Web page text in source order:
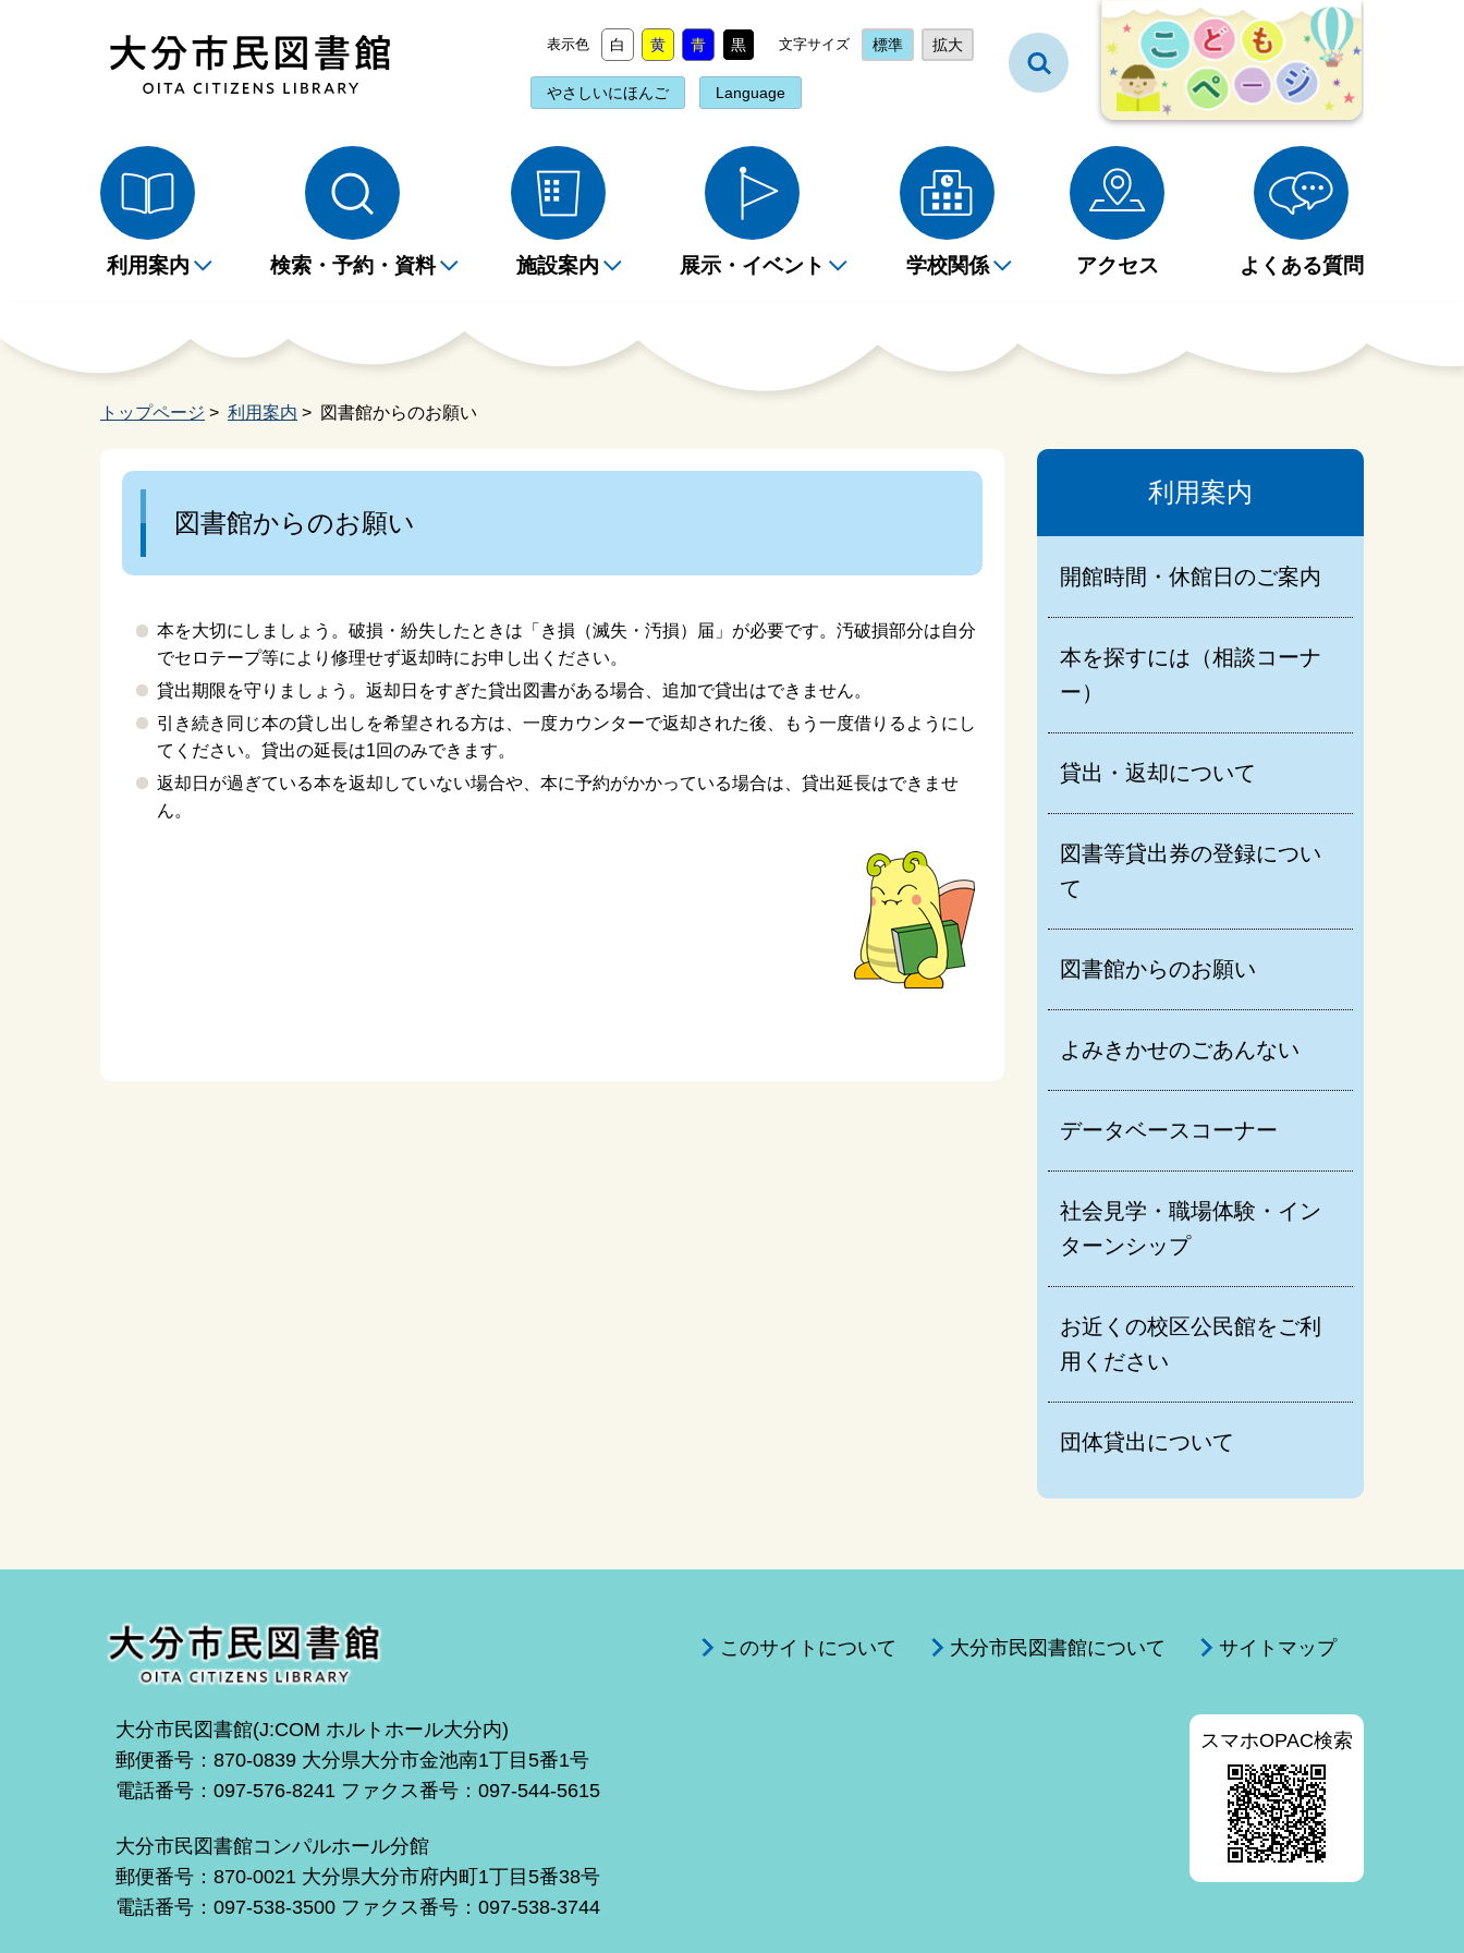
表示色 白 黄 青 黒 文字サイズ 標準 拡大
やさしいにほんご Language
利用案内
開館時間・休館日のご案
本を探すには（相談コー
貸出・返却について
いて
ンターンシップ
お近くの校区公民館をご
検索・予約・資料
蔵書検索・予約 Myライブラリの使い方 新着図書検索
大型紙芝居・絵本
施設案内
施設案内 1階詳細情報 2階詳細情報
ップ
展示・イベント
展示 イベント情報 定例読み聞かせ
ん
学校関係
家読ノート イベント情報
ンターンシップ
アクセス よくある質問
トップページ > 利用案内 > 図書館からのお願い
図書館からのお願い
本を大切にしましょう。破損・紛失したときは「き損（滅失・汚損）届」が必要です。汚破損部分は自分
でセロテープ等により修理せず返却時にお申し出ください。
貸出期限を守りましょう。返却日をすぎた貸出図書がある場合、追加で貸出はできません。
引き続き同じ本の貸し出しを希望される方は、一度カウンターで返却された後、もう一度借りるようにし
てください。貸出の延長は1回のみできます。
返却日が過ぎている本を返却していない場合や、本に予約がかかっている場合は、貸出延長はできませ
ん。
利用案内
開館時間・休館日のご案内
本を探すには（相談コーナ
ー）
貸出・返却について
図書等貸出券の登録につい
て
図書館からのお願い
よみきかせのごあんない
データベースコーナー
社会見学・職場体験・イン
ターンシップ
お近くの校区公民館をご利
用ください
団体貸出について
このサイトについて 大分市民図書館について サイトマップ
大分市民図書館(J:COM ホルトホール大分内)
郵便番号：870-0839 大分県大分市金池南1丁目5番1号
電話番号：097-576-8241 ファクス番号：097-544-5615
大分市民図書館コンパルホール分館
郵便番号：870-0021 大分県大分市府内町1丁目5番38号
電話番号：097-538-3500 ファクス番号：097-538-3744
スマホOPAC検索